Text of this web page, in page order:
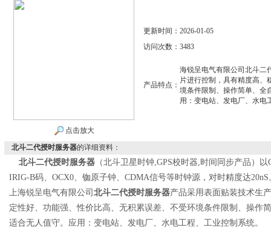
点击放大
更新时间： 2026-01-05
访问次数： 3483
产品特点：
海锐呈电气有限公司北斗二
片进行控制，具有精度高、
境条件限制、操作简单、全
用：变电站、发电厂、水电
北斗二代授时服务器的详细资料：
北斗二代授时服务器（北斗卫星时钟,GPS校时器,时间同步产品 ）以
IRIG-B码、OCX0、铷原子钟、CDMA信号等时钟源，对时精度达20nS
上海锐呈电气有限公司 北斗二代授时服务器产品采用表面贴装技术生
定性好、功能强、性价比高、无积累误差、不受环境条件限制、操作
适合无人值守。 应用：变电站、发电厂、水电工程、工业控制系统。